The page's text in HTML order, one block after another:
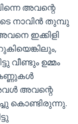
അവന്റെ
നാവിൻ തുമ്പു
ഇക്കിളി
വീണ്ടും ഉമ്മം
അവന്റെ
കൊണ്ടിരുന്നു.